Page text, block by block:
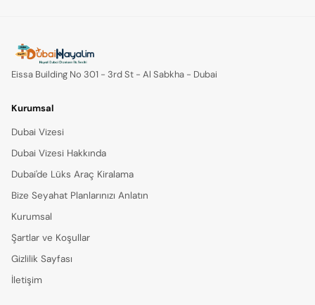
Eissa Building No 301 - 3rd St - Al Sabkha - Dubai
Kurumsal
Dubai Vizesi
Dubai Vizesi Hakkında
Dubai'de Lüks Araç Kiralama
Bize Seyahat Planlarınızı Anlatın
Kurumsal
Şartlar ve Koşullar
Gizlilik Sayfası
İletişim